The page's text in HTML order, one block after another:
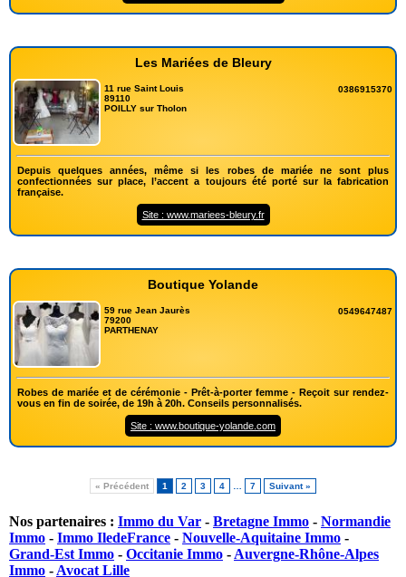
Les Mariées de Bleury
11 rue Saint Louis
89110
POILLY sur Tholon
0386915370
Depuis quelques années, même si les robes de mariée ne sont plus
confectionnées sur place, l’accent a toujours été porté sur la fabrication
française.
Site : www.mariees-bleury.fr
Boutique Yolande
59 rue Jean Jaurès
79200
PARTHENAY
0549647487
Robes de mariée et de cérémonie - Prêt-à-porter femme - Reçoit sur rendez-
vous en fin de soirée, de 19h à 20h. Conseils personnalisés.
Site : www.boutique-yolande.com
« Précédent 1 2 3 4 7 Suivant »
Nos partenaires : Immo du Var - Bretagne Immo - Normandie
Immo - Immo IledeFrance - Nouvelle-Aquitaine Immo -
Grand-Est Immo - Occitanie Immo - Auvergne-Rhône-Alpes
Immo - Avocat Lille